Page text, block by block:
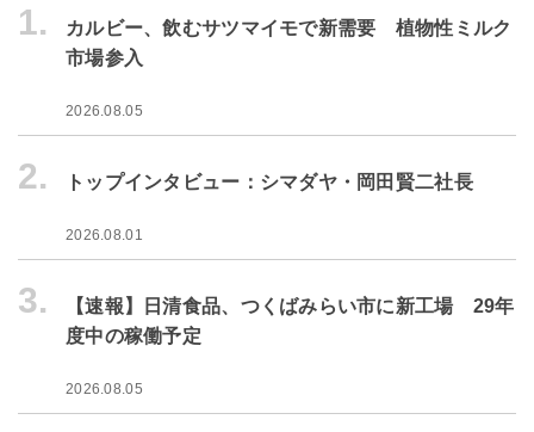
1.
カルビー、飲むサツマイモで新需要 植物性ミルク
市場参入
2026.08.05
2. トップインタビュー：シマダヤ・岡田賢二社長
2026.08.01
3.
【速報】日清食品、つくばみらい市に新工場 29年
度中の稼働予定
2026.08.05